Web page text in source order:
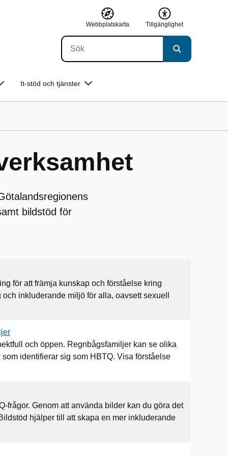
Webbplatskarta Tillgänglighet
It-stöd och tjänster
bildstöd för
för att främja kunskap och förståelse kring
inkluderande miljö för alla, oavsett sexuell
och öppen. Regnbågsfamiljer kan se olika
identifierar sig som HBTQ. Visa förståelse
frågor. Genom att använda bilder kan du göra det
hjälper till att skapa en mer inkluderande